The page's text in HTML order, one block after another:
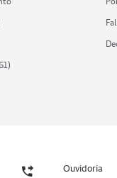
Ouvidoria